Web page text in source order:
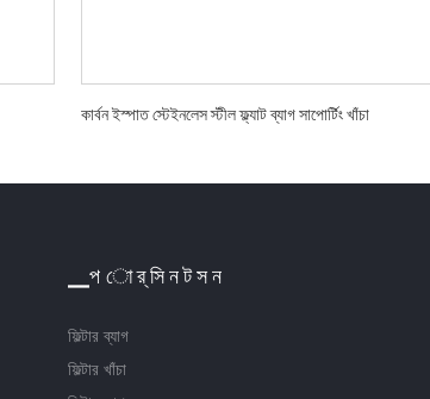
কার্বন ইস্পাত স্টেইনলেস স্টীল ফ্ল্যাট ব্যাগ সাপোর্টিং খাঁচা
▁প ো র্ সি ন ট স ন
ফিল্টার ব্যাগ
ফিল্টার খাঁচা